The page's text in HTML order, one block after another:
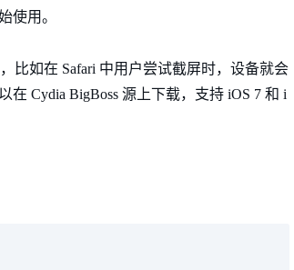
使用。
比如在 Safari 中用户尝试截屏时，设备就会
Cydia BigBoss 源上下载，支持 iOS 7 和 i